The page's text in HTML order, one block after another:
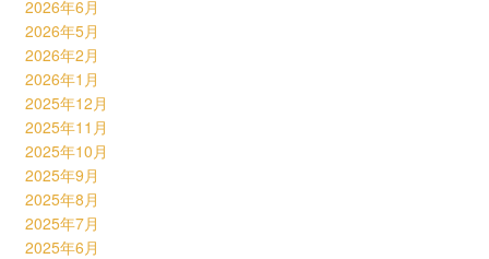
2026年6月
2026年5月
2026年2月
2026年1月
2025年12月
2025年11月
2025年10月
2025年9月
2025年8月
2025年7月
2025年6月